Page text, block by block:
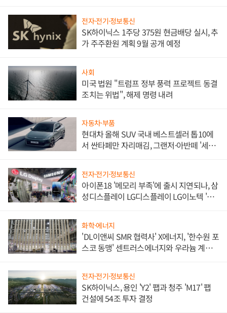
전자·전기·정보통신
SK하이닉스 1주당 375원 현금배당 실시, 추
가 주주환원 계획 9월 공개 예정
사회
미국 법원 "트럼프 정부 풍력 프로젝트 동결
조치는 위법", 해제 명령 내려
자동차·부품
현대차 올해 SUV 국내 베스트셀러 톱10에
서 싼타페만 자리매김, 그랜저·아반떼 '세단
전자·전기·정보통신
아이폰18 '메모리 부족'에 출시 지연되나, 삼
성디스플레이 LG디스플레이 LG이노텍 '탈
화학·에너지
'DL이앤씨 SMR 협력사' X에너지, '한수원 포
스코 동맹' 센트러스에너지와 우라늄 계약
전자·전기·정보통신
SK하이닉스, 용인 'Y2' 팹과 청주 'M17' 팹
건설에 54조 투자 결정